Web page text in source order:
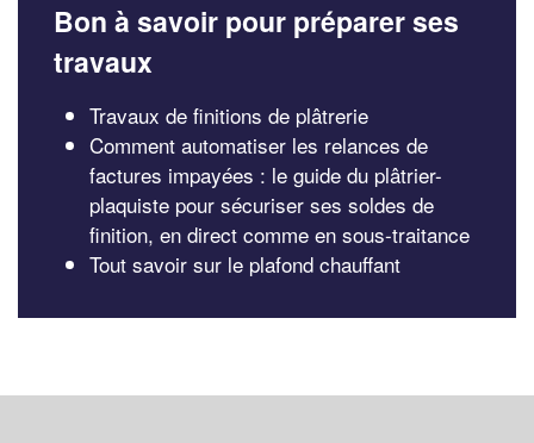
Bon à savoir pour préparer ses
travaux
Travaux de finitions de plâtrerie
Comment automatiser les relances de
factures impayées : le guide du plâtrier-
plaquiste pour sécuriser ses soldes de
finition, en direct comme en sous-traitance
Tout savoir sur le plafond chauffant